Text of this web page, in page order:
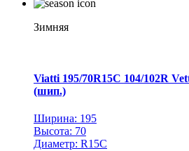
Зимняя
Viatti 195/70R15C 104/102R
(шип.)
Ширина: 195
Высота: 70
Диаметр: R15C